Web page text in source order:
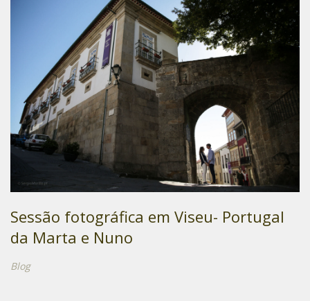
Sessão fotográfica em Viseu- Portugal
da Marta e Nuno
Blog